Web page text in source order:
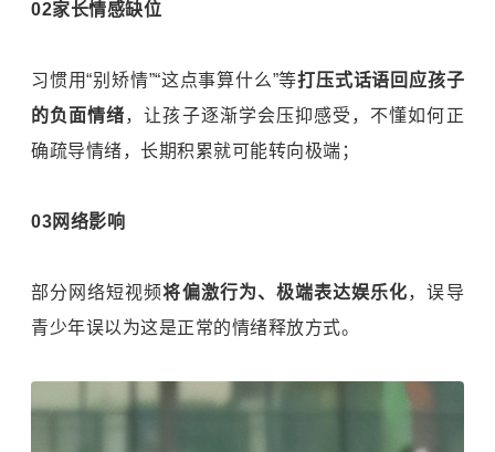
02家长情感缺位
习惯用“别矫情”“这点事算什么”等打压式话语回应孩子
的负面情绪，让孩子逐渐学会压抑感受，不懂如何正
确疏导情绪，长期积累就可能转向极端；
03网络影响
部分网络短视频将偏激行为、极端表达娱乐化，误导
青少年误以为这是正常的情绪释放方式。